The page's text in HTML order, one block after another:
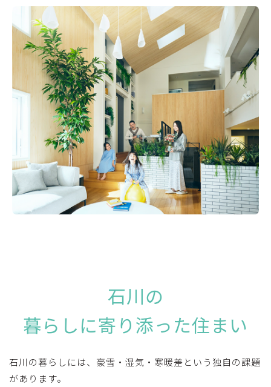
石川の
暮らしに寄り添った住まい
石川の暮らしには、豪雪・湿気・寒暖差という独自の課題
があります。